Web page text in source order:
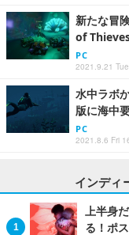
新たな冒
of
PC
2021.9.21
水中ラボ
版に海中
PC
2021.8.6 Fri
インディ
上半身
る！ポ